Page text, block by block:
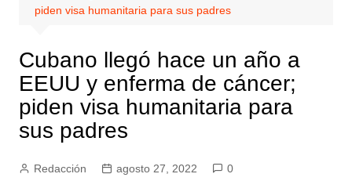
piden visa humanitaria para sus padres
Cubano llegó hace un año a
EEUU y enferma de cáncer;
piden visa humanitaria para
sus padres
Redacción agosto 27, 2022
0